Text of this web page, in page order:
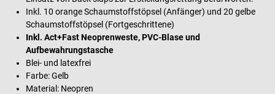
Inkl. 10 orange Schaumstoffstöpsel (Anfänger) und 20 gelbe
Schaumstoffstöpsel (Fortgeschrittene)
Inkl. Act+Fast Neoprenweste, PVC-Blase und
Aufbewahrungstasche
Blei- und latexfrei
Farbe: Gelb
Material: Neopren